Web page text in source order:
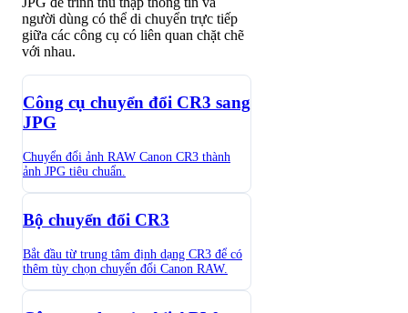
người dùng có thể di chuyển trực tiếp
giữa các công cụ có liên quan chặt chẽ
với nhau.
Công cụ chuyển đổi CR3 sang
JPG
Chuyển đổi ảnh RAW Canon CR3 thành
ảnh JPG tiêu chuẩn.
Bộ chuyển đổi CR3
Bắt đầu từ trung tâm định dạng CR3 để có
thêm tùy chọn chuyển đổi Canon RAW.